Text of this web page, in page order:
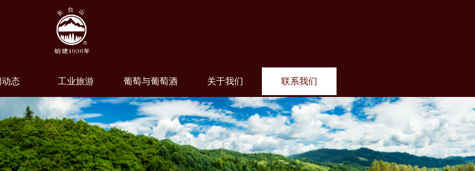
动态 工业旅游 葡萄与葡萄酒 关于我们 联系我们